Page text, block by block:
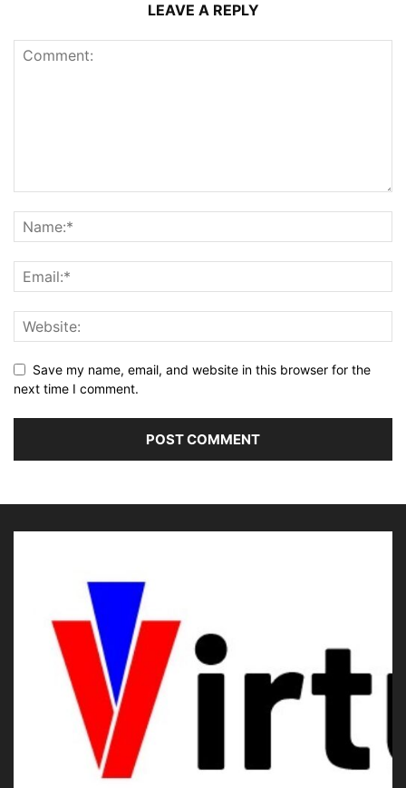
LEAVE A REPLY
Save my name, email, and website in this browser for the
next time I comment.